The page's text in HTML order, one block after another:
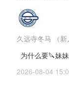
久远寺冬马
（新
为什么要🔪妹妹
2026-08-04